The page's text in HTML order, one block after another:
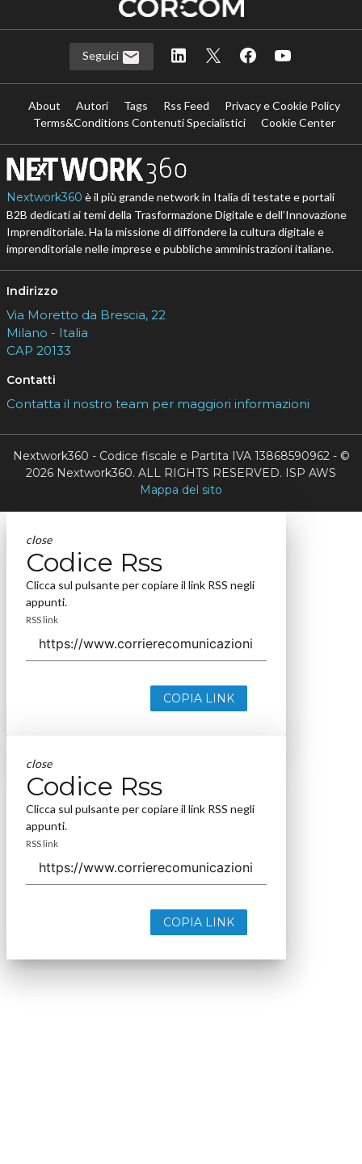
Seguici
About Autori Tags Rss Feed
Privacy e Cookie Policy
Terms&Conditions Contenuti Specialistici
Cookie Center
Nextwork360 è il più grande network in Italia di testate e portali
B2B dedicati ai temi della Trasformazione Digitale e dell’Innovazione
Imprenditoriale. Ha la missione di diffondere la cultura digitale e
imprenditoriale nelle imprese e pubbliche amministrazioni italiane.
Indirizzo
Via Moretto da Brescia, 22
Milano - Italia
CAP 20133
Contatti
Contatta il nostro team per maggiori informazioni
Nextwork360 - Codice fiscale e Partita IVA 13868590962 - ©
2026 Nextwork360. ALL RIGHTS RESERVED. ISP AWS
Mappa del sito
close
Codice Rss
Clicca sul pulsante per copiare il link RSS negli
appunti.
RSS link
COPIA LINK
close
Codice Rss
Clicca sul pulsante per copiare il link RSS negli
appunti.
RSS link
COPIA LINK